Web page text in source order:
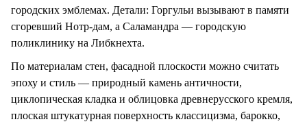
городских эмблемах. Детали: Горгульи вызывают в памяти
сгоревший Нотр-дам, а Саламандра — городскую
поликлинику на Либкнехта.
По материалам стен, фасадной плоскости можно считать
эпоху и стиль — природный камень античности,
циклопическая кладка и облицовка древнерусского кремля,
плоская штукатурная поверхность классицизма, барокко,